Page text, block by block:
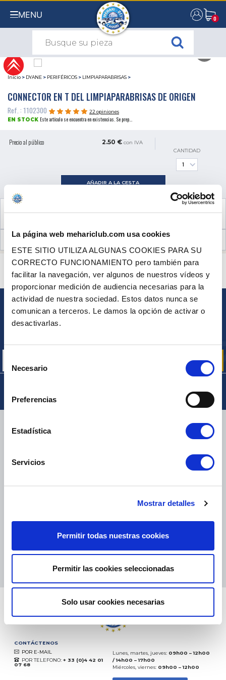
La página web mehariclub.com usa cookies
ESTE SITIO UTILIZA ALGUNAS COOKIES PARA SU
CORRECTO FUNCIONAMIENTO pero también para
facilitar la navegación, ver algunos de nuestros vídeos y
proporcionar medición de audiencia necesarias para la
actividad de nuestra sociedad. Estos datos nunca se
comunican a terceros. Le damos la opción de activar o
desactivarlas.
de Necesario
Preferencias
Estadística
Servicios
Mostrar detalles
Permitir todas nuestras cookies
Permitir las cookies seleccionadas
Solo usar cookies necesarias
MENU 0
0
Inicio > DYANE > PERIFÉRICOS > LIMPIAPARABRISAS >
CONNECTOR EN T DEL LIMPIAPARABRISAS DE ORIGEN
Ref. : 1102300
22 opiniones
EN STOCK Este artículo se encuentra en existencias. Se prep...
Precio al público 2.50 € con IVA
CANTIDAD
AÑADIR A LA CESTA
OPINIONES DE CLIENTES (22)
¿ALGUNA PREGUNTA? ¿NECESITA AYUDA?
PÓNGASE EN CONTACTO CON NOSOTROS
BOLETÍN
07.08.2026 MÁS
Basado en37850 opiniones
CONTÁCTENOS
POR E-MAIL
POR TELEFONO: + 33 (0)4 42 01
07 68
Lunes, martes, jueves: 09h00 – 12h00
/ 14h00 – 17h00
Miércoles, viernes: 09h00 – 12h00